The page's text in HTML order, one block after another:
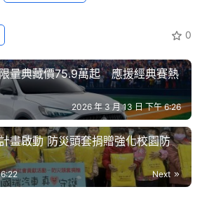
實習計畫內容，將於3月18日舉辦
上說明會」，希望透過線上分享形
前充分了解實習計畫細節。活動透過
學長姐經驗分享，一次完整公開實習
面了解企業文化與實習發展機會。
0
量典藏價75.9萬起 應援經典賽熱
2026 年 3 月 13 日 下午 6:26
畫啟動 防災頭套捐贈強化校園防
Next